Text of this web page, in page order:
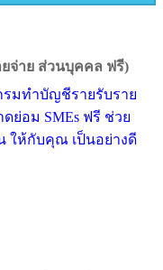
จ่าย ส่วนบุคคล ฟรี)
รมทำบัญชีรายรับราย
ย่อม SMEs ฟรี ช่วย
ให้กับคุณ เป็นอย่างดี